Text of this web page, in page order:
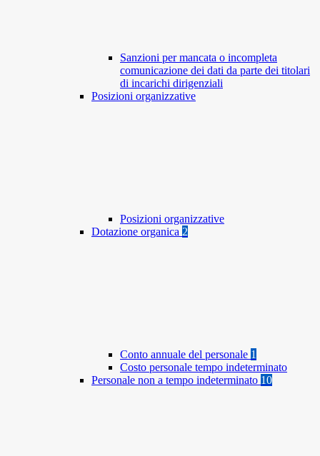
Sanzioni per mancata o incompleta
comunicazione dei dati da parte dei titolari
di incarichi dirigenziali
Posizioni organizzative
Posizioni organizzative
Dotazione organica 2
Conto annuale del personale 1
Costo personale tempo indeterminato
Personale non a tempo indeterminato 10